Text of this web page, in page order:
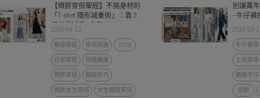
【微胖穿搭聖經】不挑身材的
「T-shirt 隱形減重術」：靠 3
招視覺減重5公斤！
2026-04-13
顯瘦穿搭 穿搭改造
OOTD
日常穿搭
視覺顯瘦
微胖穿搭
顯瘦技巧
微胖女生穿搭
女生顯瘦穿搭
別讓萬
--牛仔褲
2026-03-
牛仔褲穿
上班族穿
顯瘦牛仔
逆齡